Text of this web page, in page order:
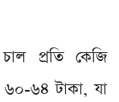
প্রতি কেজি
৬৪ টাকা, যা